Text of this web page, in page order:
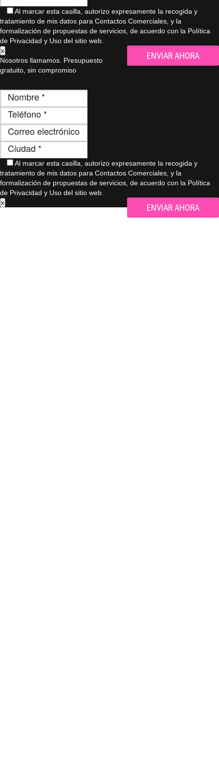
Al marcar esta casilla, autorizo ​​expresamente la recogida y
tratamiento de mis datos para Contactos Comerciales, y la
formalización de propuestas de servicios, de acuerdo con la Política
de Privacidad y Uso del sitio web.
x
Nosotros llamamos. Presupuesto
gratuito, sin compromiso
Al marcar esta casilla, autorizo ​​expresamente la recogida y
tratamiento de mis datos para Contactos Comerciales, y la
formalización de propuestas de servicios, de acuerdo con la Política
de Privacidad y Uso del sitio web.
x